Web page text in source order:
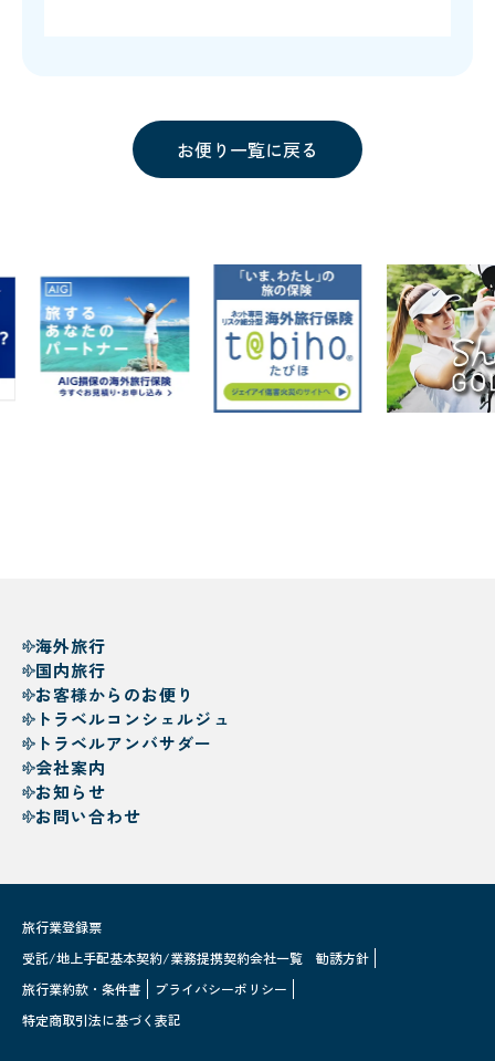
お便り一覧に戻る
海外旅行
国内旅行
お客様からのお便り
トラベルコンシェルジュ
トラベルアンバサダー
会社案内
お知らせ
お問い合わせ
旅行業登録票
受託/地上手配基本契約/業務提携契約会社一覧
勧誘方針
旅行業約款・条件書
プライバシーポリシー
特定商取引法に基づく表記